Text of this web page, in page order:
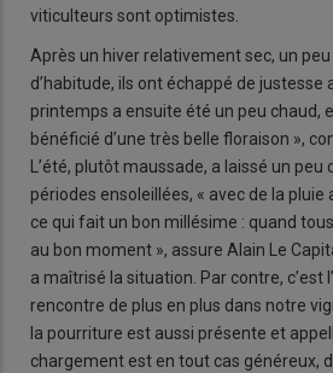
viticulteurs sont optimistes.
Après un hiver relativement sec, un
d’habitude, ils ont échappé de justesse
printemps a ensuite été un peu chaud,
bénéficié d’une très belle floraison »,
L’été, plutôt maussade, a laissé un peu
périodes ensoleillées, « avec de la pluie
ce qui fait un bon millésime : quand
au bon moment », assure Alain Le
a maîtrisé la situation. Par contre, c’est
rencontre de plus en plus dans notre
la pourriture est aussi présente et
chargement est en tout cas généreux,